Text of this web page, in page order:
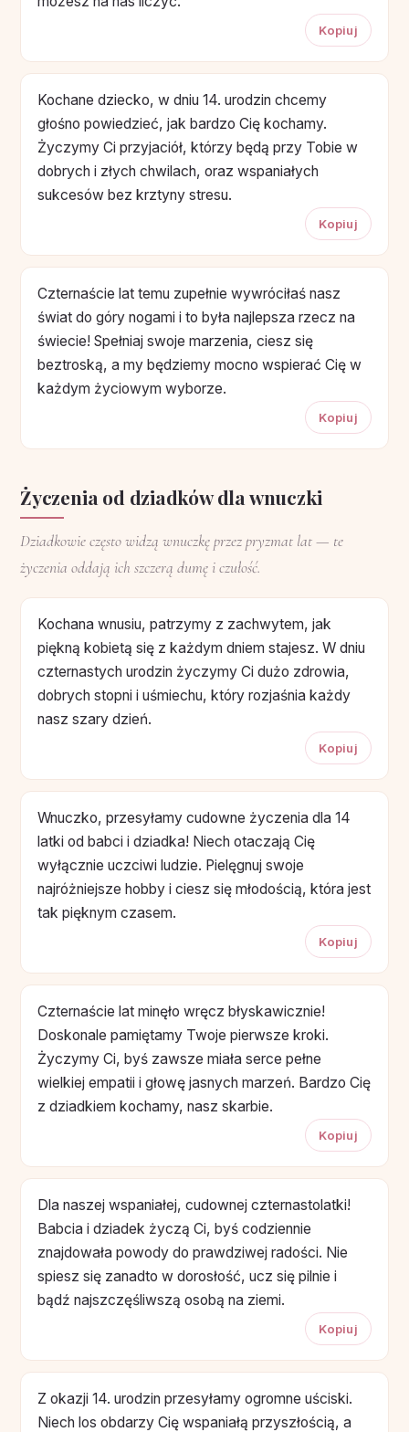
Kopiuj
Kochane dziecko, w dniu 14. urodzin chcemy
głośno powiedzieć, jak bardzo Cię kochamy.
Życzymy Ci przyjaciół, którzy będą przy Tobie w
dobrych i złych chwilach, oraz wspaniałych
sukcesów bez krztyny stresu.
Kopiuj
Czternaście lat temu zupełnie wywróciłaś nasz
świat do góry nogami i to była najlepsza rzecz na
świecie! Spełniaj swoje marzenia, ciesz się
beztroską, a my będziemy mocno wspierać Cię w
każdym życiowym wyborze.
Kopiuj
Życzenia od dziadków dla wnuczki
Dziadkowie często widzą wnuczkę przez pryzmat lat — te
życzenia oddają ich szczerą dumę i czułość.
Kochana wnusiu, patrzymy z zachwytem, jak
piękną kobietą się z każdym dniem stajesz. W dniu
czternastych urodzin życzymy Ci dużo zdrowia,
dobrych stopni i uśmiechu, który rozjaśnia każdy
nasz szary dzień.
Kopiuj
Wnuczko, przesyłamy cudowne życzenia dla 14
latki od babci i dziadka! Niech otaczają Cię
wyłącznie uczciwi ludzie. Pielęgnuj swoje
najróżniejsze hobby i ciesz się młodością, która jest
tak pięknym czasem.
Kopiuj
Czternaście lat minęło wręcz błyskawicznie!
Doskonale pamiętamy Twoje pierwsze kroki.
Życzymy Ci, byś zawsze miała serce pełne
wielkiej empatii i głowę jasnych marzeń. Bardzo Cię
z dziadkiem kochamy, nasz skarbie.
Kopiuj
Dla naszej wspaniałej, cudownej czternastolatki!
Babcia i dziadek życzą Ci, byś codziennie
znajdowała powody do prawdziwej radości. Nie
spiesz się zanadto w dorosłość, ucz się pilnie i
bądź najszczęśliwszą osobą na ziemi.
Kopiuj
Z okazji 14. urodzin przesyłamy ogromne uściski.
Niech los obdarzy Cię wspaniałą przyszłością, a